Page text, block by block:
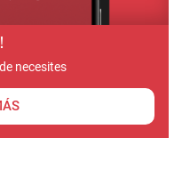
necesites